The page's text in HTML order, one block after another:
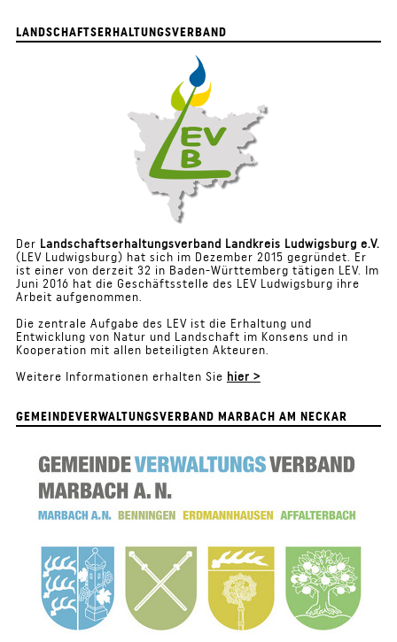
LANDSCHAFTSERHALTUNGSVERBAND
Der Landschaftserhaltungsverband Landkreis Ludwigsburg e.V.
(LEV Ludwigsburg) hat sich im Dezember 2015 gegründet. Er
ist einer von derzeit 32 in Baden-Württemberg tätigen LEV. Im
Juni 2016 hat die Geschäftsstelle des LEV Ludwigsburg ihre
Arbeit aufgenommen.
Die zentrale Aufgabe des LEV ist die Erhaltung und
Entwicklung von Natur und Landschaft im Konsens und in
Kooperation mit allen beteiligten Akteuren.
Weitere Informationen erhalten Sie hier >
GEMEINDEVERWALTUNGSVERBAND MARBACH AM NECKAR